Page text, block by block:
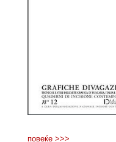
повеќе >>>